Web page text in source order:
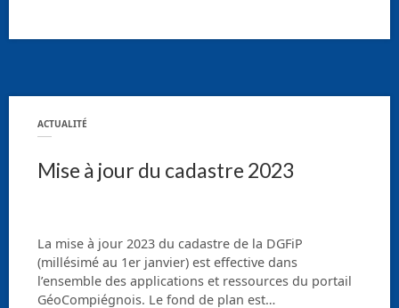
ACTUALITÉ
Mise à jour du cadastre 2023
La mise à jour 2023 du cadastre de la DGFiP
(millésimé au 1er janvier) est effective dans
l’ensemble des applications et ressources du portail
GéoCompiégnois. Le fond de plan est…